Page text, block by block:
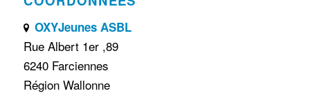
OXYJeunes ASBL
Rue Albert 1er ,89
6240 Farciennes
Région Wallonne